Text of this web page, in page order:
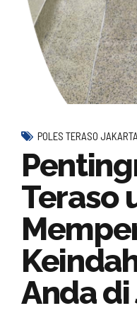
POLES TERASO JAKARTA
Teraso
Anda